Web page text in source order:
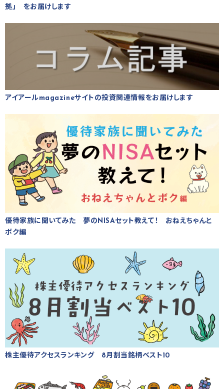
拠」 をお届けします
アイアールmagazineサイトの投資関連情報をお届けします
優待家族に聞いてみた 夢のNISAセット教えて！ おねえちゃんと
ボク編
株主優待アクセスランキング 8月割当銘柄ベスト10